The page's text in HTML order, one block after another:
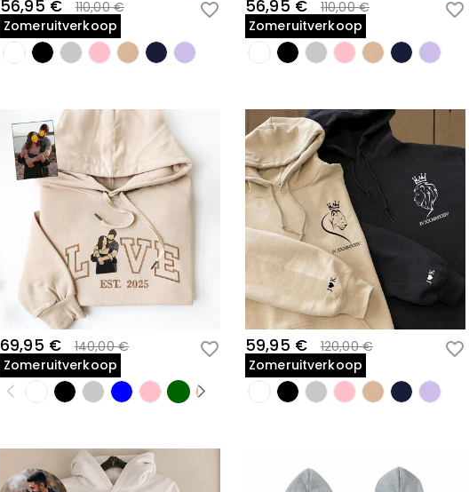
56,95 €
110,00 €
Zomeruitverkoop
56,95 €
110,00 €
Zomeruitverkoop
69,95 €
140,00 €
Zomeruitverkoop
59,95 €
120,00 €
Zomeruitverkoop